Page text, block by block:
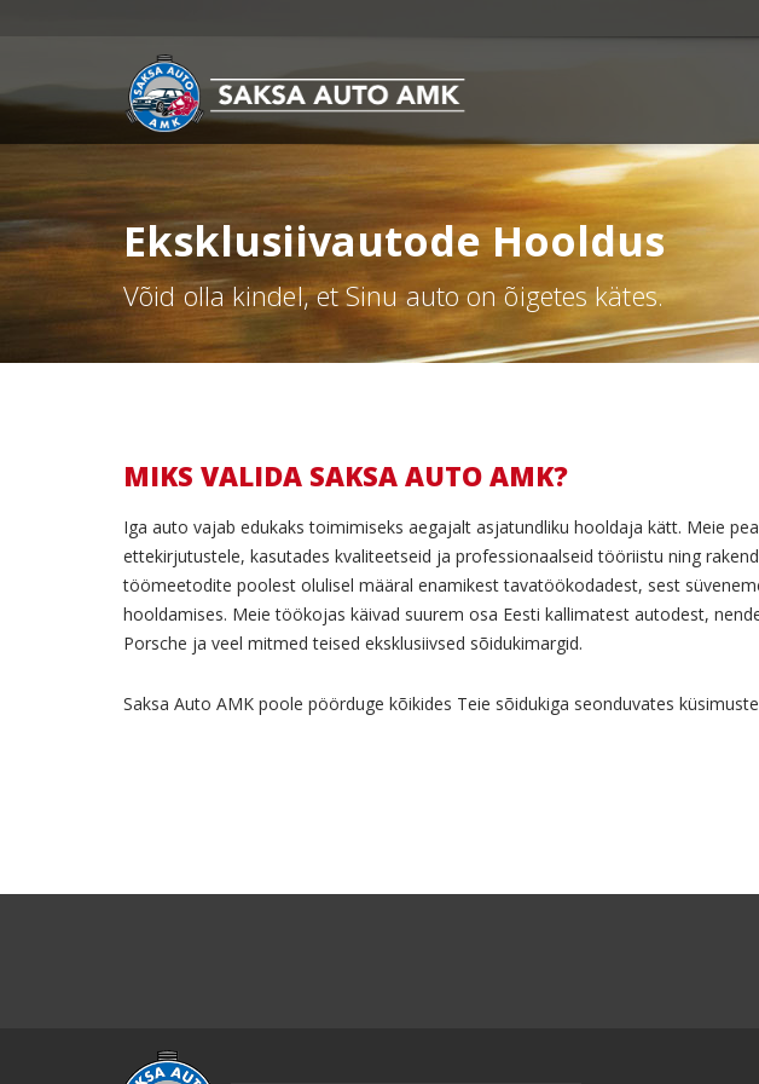
Eksklusiivautode Hooldus
Võid olla kindel, et Sinu auto on õigetes kätes.
MIKS VALIDA SAKSA AUTO AMK?
Iga auto vajab edukaks toimimiseks aegajalt asjatundliku hooldaja kätt. Meie
ettekirjutustele, kasutades kvaliteetseid ja professionaalseid tööriistu ning
töömeetodite poolest olulisel määral enamikest tavatöökodadest, sest
hooldamises. Meie töökojas käivad suurem osa Eesti kallimatest autodest,
Porsche ja veel mitmed teised eksklusiivsed sõidukimargid.
Saksa Auto AMK poole pöörduge kõikides Teie sõidukiga seonduvates